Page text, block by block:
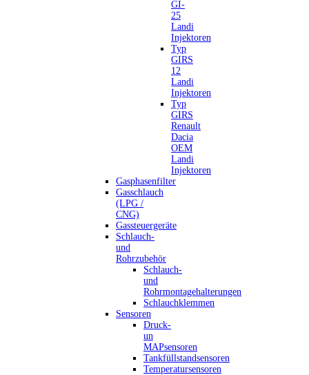
GI-
25
Landi
Injektoren
Typ
GIRS
12
Landi
Injektoren
Typ
GIRS
Renault
Dacia
OEM
Landi
Injektoren
Gasphasenfilter
Gasschlauch
(LPG /
CNG)
Gassteuergeräte
Schlauch-
und
Rohrzubehör
Schlauch-
und
Rohrmontagehalterungen
Schlauchklemmen
Sensoren
Druck-
un
MAPsensoren
Tankfüllstandsensoren
Temperatursensoren